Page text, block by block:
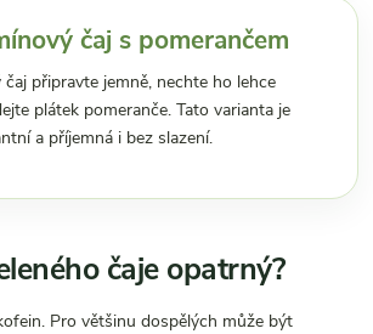
čaj s pomerančem
čaj připravte jemně, nechte ho lehce
plátek pomeranče. Tato varianta je
a příjemná i bez slazení.
čaje opatrný?
Pro většinu dospělých může být